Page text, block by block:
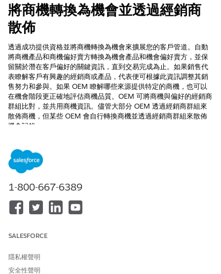
將商機轉換為機會並透過經銷商
散佈
透過成功提供資格並將商機轉換為機會來擴展您的客戶管道。自動
將商機產品和商機偏好賣方轉換為機會產品和機會偏好賣方，並保
留關於潛在客戶偏好的關鍵資訊，直到交易完成為止。如果銷售代
表瞭解客戶有興趣的經銷商或產品，代表便可根據此資訊調整其銷
售努力和參與。如果 OEM 瞭解哪些來源提供特定的商機，也可以
在機會階段更正確地評估商機品質。OEM 可將商機與偏好的經銷商
群組比對，並共用商機資訊。儘管大部分 OEM 透過經銷商群組來
散佈商機，但某些 OEM 會自行轉換商機並透過經銷商群組來散佈
機會記錄。
可用版本：
建立和部署汽車商機管理的對應
項目，並將商機偏好賣方轉換為機會偏好賣方。針對自訂欄位
ad 其他屬性,請使用 ObjectHierarchyRelationship 中繼資料
在「商機條列項目」和「商機偏好賣方」物件上建立自訂欄位以
1-800-667-6389
SALESFORCE
隱私權聲明
安全性聲明